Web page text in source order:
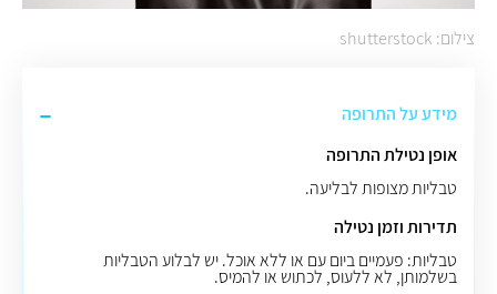
צילום: shutterstock
מידע על התרופה
אופן נטילת התרופה
טבליות מצופות לבליעה.
תדירות וזמן נטילה
טבליות: פעמיים ביום עם או ללא אוכל. יש לבלוע הטבליות
בשלמותן, לא ללעוס, לכתוש או להמיס.